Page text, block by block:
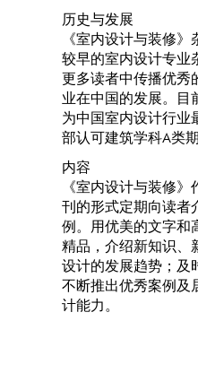
历史与发展
《室内设计与装修
较早的室内设计专业
更多读者中传播优秀
业在中国的发展。目
为中国室内设计行业
部认可建筑学科A类期
内容
《室内设计与装修
刊的形式定期向读者
例。用优美的文字和
精品，介绍新知识、
设计的发展趋势；及
不断推出优秀案例及
计能力。